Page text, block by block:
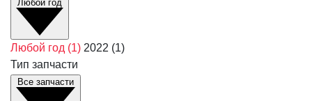
Любой год
Любой год (1) 2022 (1)
Тип запчасти
Все запчасти